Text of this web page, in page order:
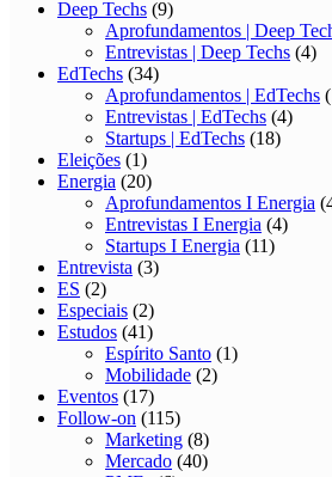
Deep Techs (9)
Aprofundamentos | Deep
Entrevistas | Deep Techs (4)
EdTechs (34)
Aprofundamentos | EdTechs
Entrevistas | EdTechs (4)
Startups | EdTechs (18)
Eleições (1)
Energia (20)
Aprofundamentos I Energia
Entrevistas I Energia (4)
Startups I Energia (11)
Entrevista (3)
ES (2)
Especiais (2)
Estudos (41)
Espírito Santo (1)
Mobilidade (2)
Eventos (17)
Follow-on (115)
Marketing (8)
Mercado (40)